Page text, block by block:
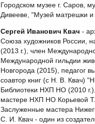
Городском музее г. Саров,
Дивееве, "Музей матрешки
Сергей Иванович Квач -
Союза художников России,
(2013 г.), член
Международной гильдии
Новгорода (2015), педагог
соавтор книг (с Н. В. Квач)
Библиотеки НХП НО (2010
мастере НХП НО Корьевой
Заслуженные мастера
С. И. Квач - один из